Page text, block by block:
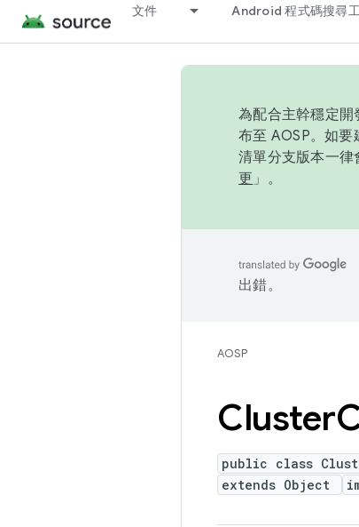
文件 Android 程式碼搜尋
為配合主幹穩定
布至 AOSP。如要
清單分支版本一律
更 」。
出錯。
AOSP
Cluster
public class
extends Object